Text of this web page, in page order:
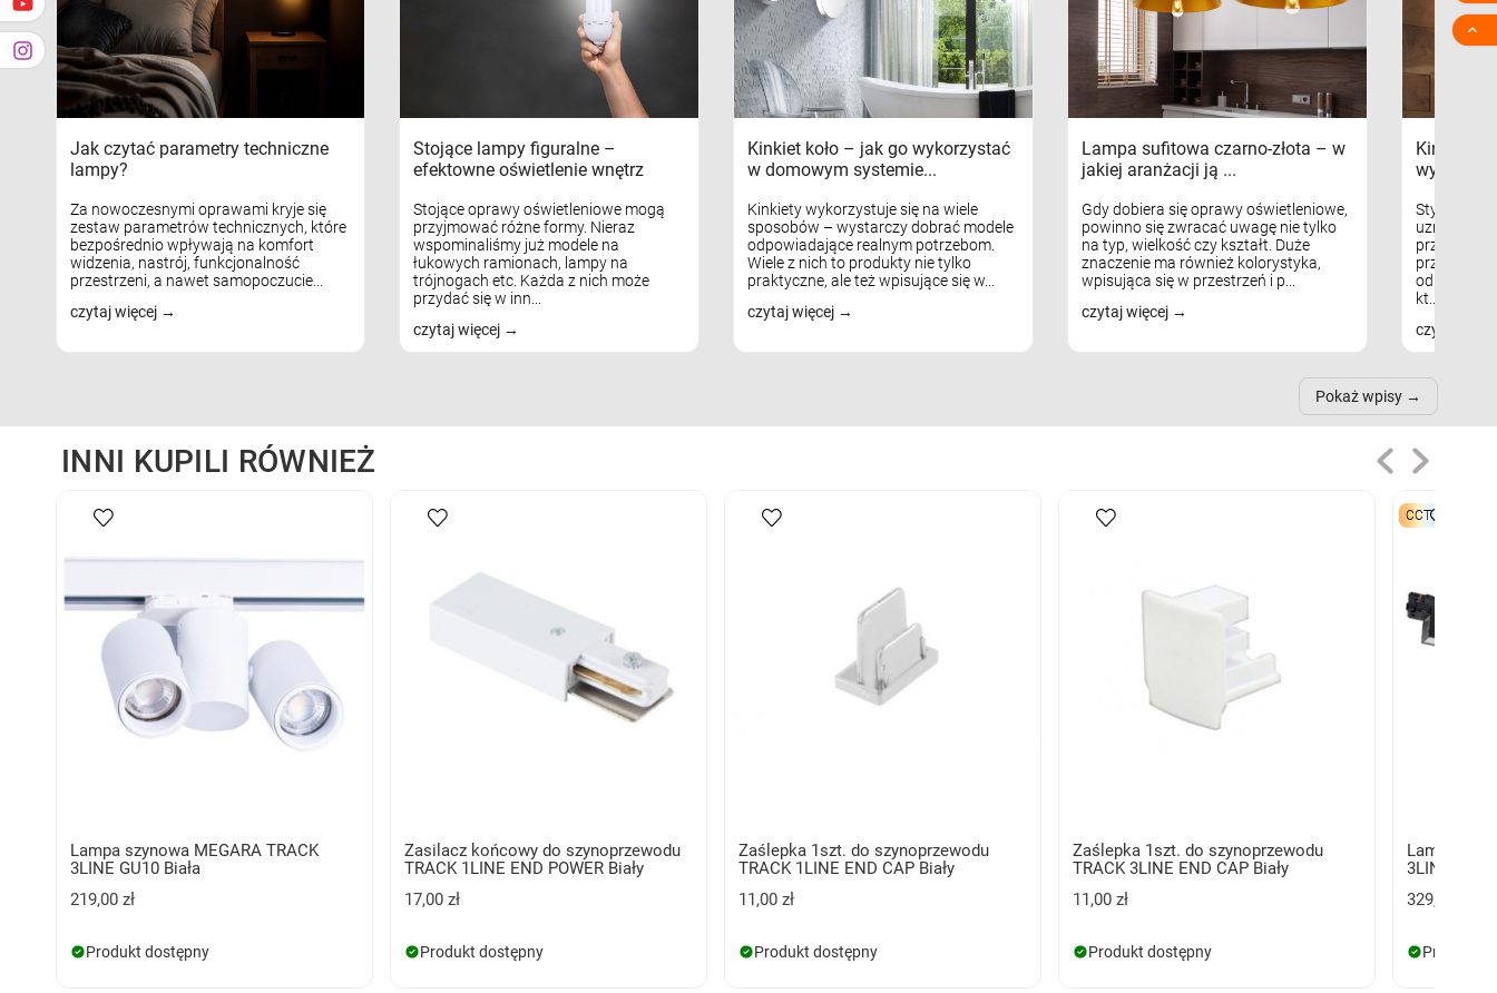
Jak czytać parametry techniczne
lampy?
Za nowoczesnymi oprawami kryje się
zestaw parametrów technicznych, które
bezpośrednio wpływają na komfort
widzenia, nastrój, funkcjonalność
przestrzeni, a nawet samopoczucie...
czytaj więcej
Stojące lampy figuralne –
efektowne oświetlenie wnętrz
Stojące oprawy oświetleniowe mogą
przyjmować różne formy. Nieraz
wspominaliśmy już modele na
łukowych ramionach, lampy na
trójnogach etc. Każda z nich może
przydać się w inn...
czytaj więcej
Kinkiet koło – jak go wykorzystać
w domowym systemie...
Kinkiety wykorzystuje się na wiele
sposobów – wystarczy dobrać modele
odpowiadające realnym potrzebom.
Wiele z nich to produkty nie tylko
praktyczne, ale też wpisujące się w...
czytaj więcej
Lampa sufitowa czarno-złota – w
jakiej aranżacji ją ...
Gdy dobiera się oprawy oświetleniowe,
powinno się zwracać uwagę nie tylko
na typ, wielkość czy kształt. Duże
znaczenie ma również kolorystyka,
wpisująca się w przestrzeń i p...
czytaj więcej
Kinkiety
Styl
uznaniem
kt...
czytaj
Pokaż wpisy
INNI KUPILI RÓWNIEŻ
Lampa szynowa MEGARA TRACK
3LINE GU10 Biała
219,00 zł
Produkt dostępny
Zasilacz końcowy do szynoprzewodu
TRACK 1LINE END POWER Biały
17,00 zł
Produkt dostępny
Zaślepka 1szt. do szynoprzewodu
TRACK 1LINE END CAP Biały
11,00 zł
Produkt dostępny
Zaślepka 1szt. do szynoprzewodu
TRACK 3LINE END CAP Biały
11,00 zł
Produkt dostępny
CCT
Lampa
3LINE 30W
329,00 zł
Produkt
